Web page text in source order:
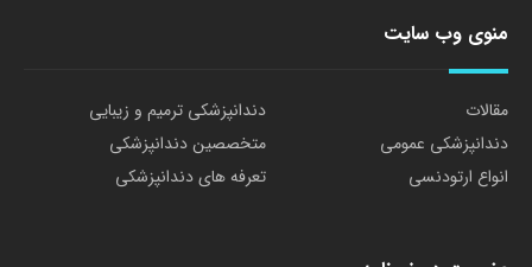
منوی وب سایت
مقالات
دندانپزشکی ترمیم و زیبایی
دندانپزشکی عمومی
متخصصین دندانپزشکی
انواع ارتودنسی
تعرفه های دندانپزشکی